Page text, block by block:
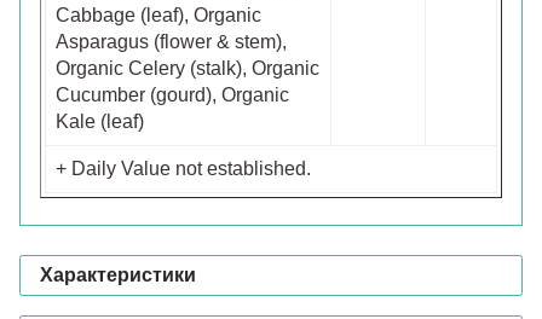
Cabbage (leaf), Organic
Asparagus (flower & stem),
Organic Celery (stalk), Organic
Cucumber (gourd), Organic
Kale (leaf)
+ Daily Value not established.
Характеристики